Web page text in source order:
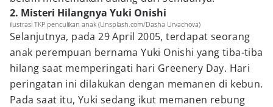
2. Misteri Hilangnya Yuki Onishi
ilustrasi TKP penculikan anak (Unsplash.com/Dasha Urvachova)
Selanjutnya, pada 29 April 2005, terdapat seorang
anak perempuan bernama Yuki Onishi yang tiba-tiba
hilang saat memperingati hari Greenery Day. Hari
peringatan ini dilakukan dengan memanen di kebun.
Pada saat itu, Yuki sedang ikut memanen rebung